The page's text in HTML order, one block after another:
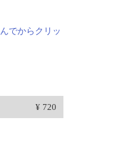
でからクリッ
¥ 720